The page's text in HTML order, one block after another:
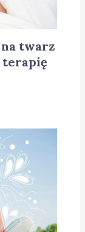
twarz
terapię